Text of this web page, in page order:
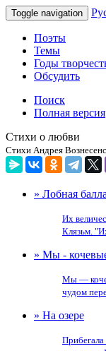
Toggle navigation
Поэты
Темы
Годы
Обсудить
Поиск
Полная версия
Стихи о любви
Стихи Андрея
» Лобная
Их
Клязьм.
» Мы -
Мы —
чудом
» На озере
Прибегала